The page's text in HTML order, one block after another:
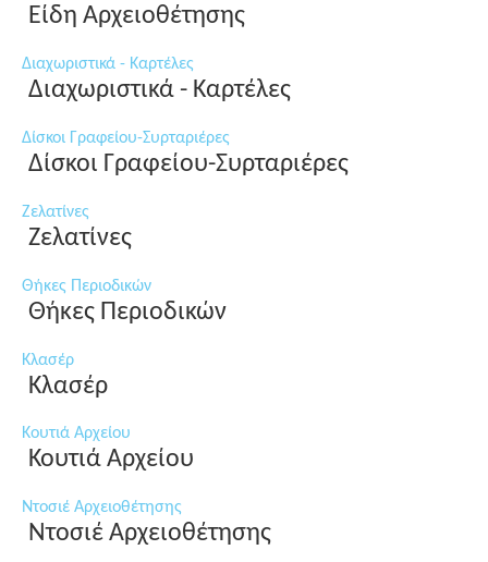
Είδη Αρχειοθέτησης
Διαχωριστικά - Καρτέλες
Διαχωριστικά - Καρτέλες
Δίσκοι Γραφείου-Συρταριέρες
Δίσκοι Γραφείου-Συρταριέρες
Ζελατίνες
Ζελατίνες
Θήκες Περιοδικών
Θήκες Περιοδικών
Κλασέρ
Κλασέρ
Κουτιά Αρχείου
Κουτιά Αρχείου
Ντοσιέ Αρχειοθέτησης
Ντοσιέ Αρχειοθέτησης